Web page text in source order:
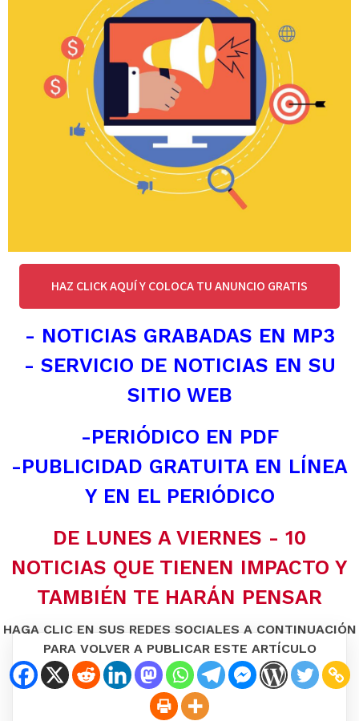
HAZ CLICK AQUÍ Y COLOCA TU ANUNCIO GRATIS
- NOTICIAS GRABADAS EN MP3
- SERVICIO DE NOTICIAS EN SU
SITIO WEB
-PERIÓDICO EN PDF
-PUBLICIDAD GRATUITA EN LÍNEA
Y EN EL PERIÓDICO
DE LUNES A VIERNES - 10
NOTICIAS QUE TIENEN IMPACTO Y
TAMBIÉN TE HARÁN PENSAR
HAGA CLIC EN SUS REDES SOCIALES A CONTINUACIÓN
PARA VOLVER A PUBLICAR ESTE ARTÍCULO